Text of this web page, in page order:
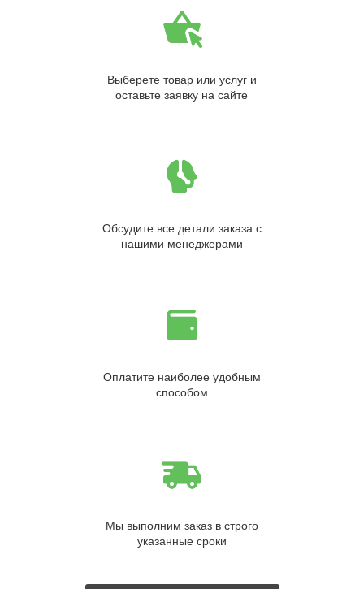
Выберете товар или услуг и
оставьте заявку на сайте
Обсудите все детали заказа с
нашими менеджерами
Оплатите наиболее удобным
способом
Мы выполним заказ в строго
указанные сроки